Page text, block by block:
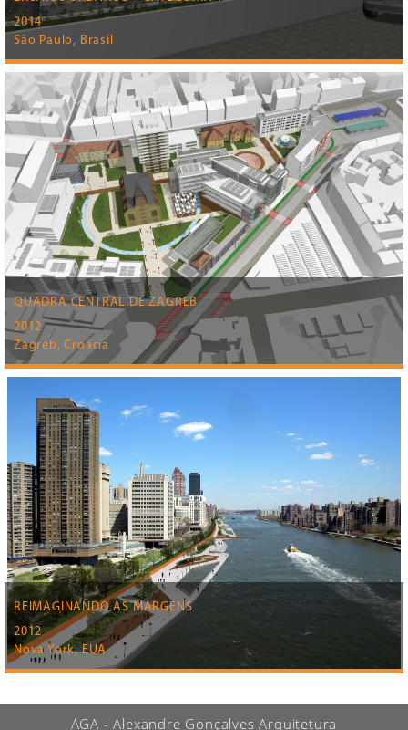
2014
São Paulo, Brasil
QUADRA CENTRAL DE ZAGREB
2012
Zagreb, Croácia
REIMAGINANDO AS MARGENS
2012
Nova York, EUA
AGA - Alexandre Gonçalves Arquitetura